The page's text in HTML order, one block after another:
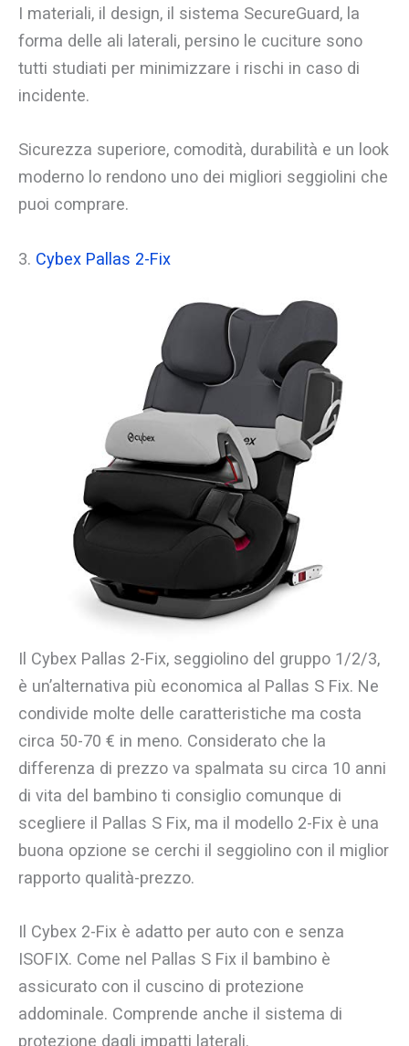
I materiali, il design, il sistema SecureGuard, la
forma delle ali laterali, persino le cuciture sono
tutti studiati per minimizzare i rischi in caso di
incidente.
Sicurezza superiore, comodità, durabilità e un look
moderno lo rendono uno dei migliori seggiolini che
puoi comprare.
3. Cybex Pallas 2-Fix
Il Cybex Pallas 2-Fix, seggiolino del gruppo 1/2/3,
è un’alternativa più economica al Pallas S Fix. Ne
condivide molte delle caratteristiche ma costa
circa 50-70 € in meno. Considerato che la
differenza di prezzo va spalmata su circa 10 anni
di vita del bambino ti consiglio comunque di
scegliere il Pallas S Fix, ma il modello 2-Fix è una
buona opzione se cerchi il seggiolino con il miglior
rapporto qualità-prezzo.
Il Cybex 2-Fix è adatto per auto con e senza
ISOFIX. Come nel Pallas S Fix il bambino è
assicurato con il cuscino di protezione
addominale. Comprende anche il sistema di
protezione dagli impatti laterali.